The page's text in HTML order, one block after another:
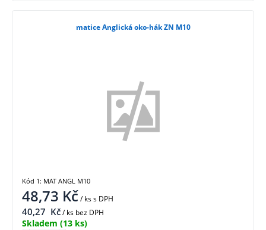
matice Anglická oko-hák ZN M10
48,73 Kč/ kss DPH
40,27 Kč/ ks bez DPH
Skladem (13 ks)
Kód 1: MAT ANGL M10